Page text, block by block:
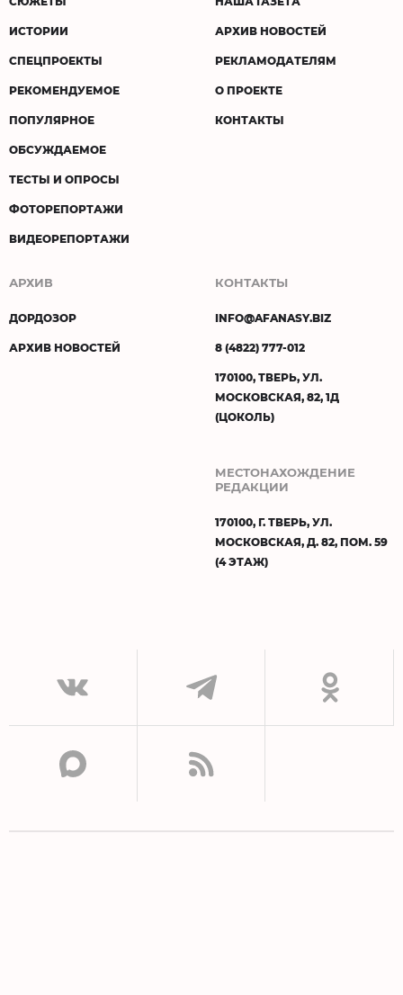
ИСТОРИИ
СПЕЦПРОЕКТЫ
РЕКОМЕНДУЕМОЕ
ПОПУЛЯРНОЕ
ОБСУЖДАЕМОЕ
ТЕСТЫ И ОПРОСЫ
ФОТОРЕПОРТАЖИ
ВИДЕОРЕПОРТАЖИ
АРХИВ НОВОСТЕЙ
РЕКЛАМОДАТЕЛЯМ
О ПРОЕКТЕ
КОНТАКТЫ
АРХИВ
ДОРДОЗОР
АРХИВ НОВОСТЕЙ
КОНТАКТЫ
INFO@AFANASY.BIZ
8 (4822) 777-012
170100, ТВЕРЬ, УЛ.
МОСКОВСКАЯ, 82, 1Д
(ЦОКОЛЬ)
МЕСТОНАХОЖДЕНИЕ
РЕДАКЦИИ
170100, Г. ТВЕРЬ, УЛ.
МОСКОВСКАЯ, Д. 82, ПОМ. 59
(4 ЭТАЖ)